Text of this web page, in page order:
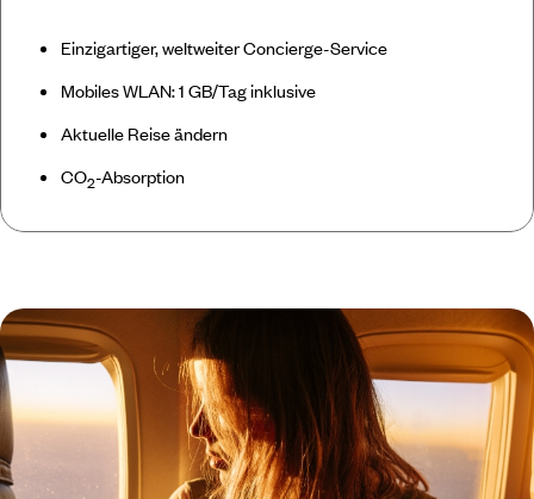
Einzigartiger, weltweiter Concierge-Service
Mobiles WLAN: 1 GB/Tag inklusive
Aktuelle Reise ändern
CO2-Absorption